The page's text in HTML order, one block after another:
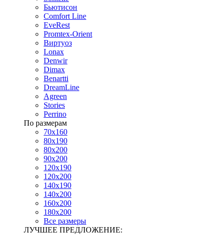
Бьютисон
Comfort Line
EveRest
Promtex-Orient
Виртуоз
Lonax
Denwir
Dimax
Benartti
DreamLine
Agreen
Stories
Perrino
По размерам
70х160
80х190
80х200
90х200
120х190
120х200
140х190
140х200
160х200
180х200
Все размеры
ЛУЧШЕЕ ПРЕДЛОЖЕНИЕ: